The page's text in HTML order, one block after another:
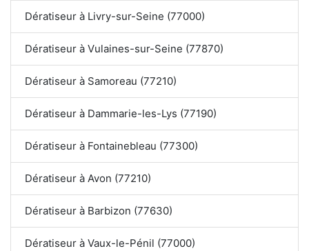
Dératiseur à Livry-sur-Seine (77000)
Dératiseur à Vulaines-sur-Seine (77870)
Dératiseur à Samoreau (77210)
Dératiseur à Dammarie-les-Lys (77190)
Dératiseur à Fontainebleau (77300)
Dératiseur à Avon (77210)
Dératiseur à Barbizon (77630)
Dératiseur à Vaux-le-Pénil (77000)